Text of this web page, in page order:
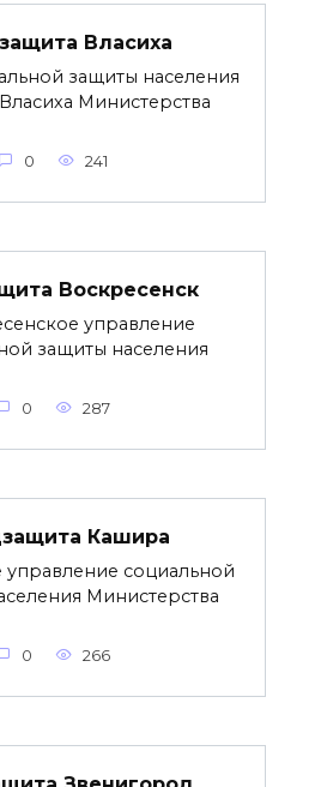
Власиха
защиты населения
Министерства
0 241
Воскресенск
управление
защиты населения
0 287
Кашира
социальной
Министерства
0 266